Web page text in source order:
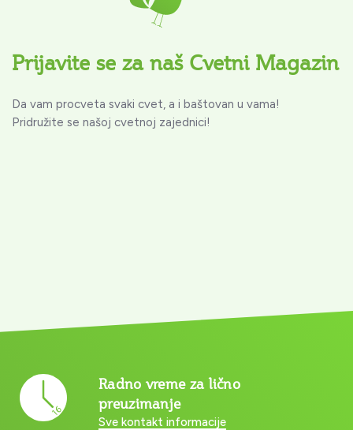
Prijavite se za naš Cvetni Magazin
Da vam procveta svaki cvet, a i baštovan u vama!
Pridružite se našoj cvetnoj zajednici!
Radno vreme za lično
preuzimanje
Sve kontakt informacije